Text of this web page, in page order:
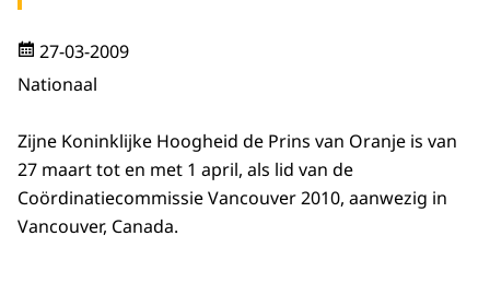
27-03-2009
Nationaal
Zijne Koninklijke Hoogheid de Prins van Oranje is van
27 maart tot en met 1 april, als lid van de
Coördinatiecommissie Vancouver 2010, aanwezig in
Vancouver, Canada.